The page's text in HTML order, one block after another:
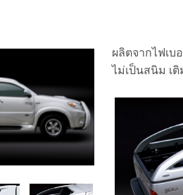
ผลิตจากไฟเบ
ไม่เป็นสนิม เ